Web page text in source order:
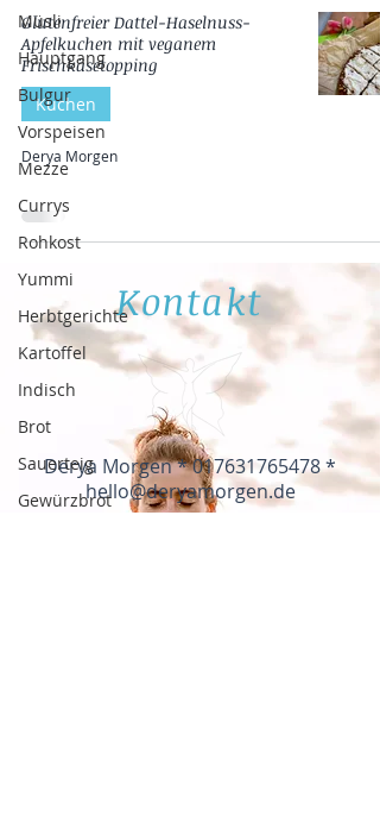
Müsli
Hauptgang
Bulgur
Vorspeisen
Mezze
Currys
Rohkost
Yummi
Herbtgerichte
Kartoffel
Indisch
Brot
Sauerteig
Gewürzbrot
Glutenfreier Dattel-Haselnuss-
Apfelkuchen mit veganem
Frischkäsetopping
Kuchen
Derya Morgen
Kontakt
Derya Morgen *017631765478*
hello@deryamorgen.de